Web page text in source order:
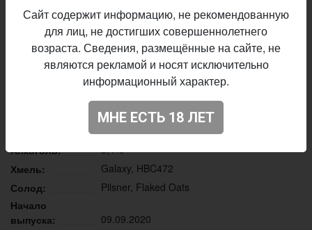
делает запах и вкус «Мро́іва»
по-русски) очень насыщенным, несмотря на совсем
лёгкое тело.
Описание производителя
Pale Ale - New England / Hazy
13,0%
Алкоголь:
3,4%
Хмель:
Galaxy, HBC472
Солод:
Pilsner, Flaked Oats
Начало
выпуска:
09.09.2020
Сайт содержит информацию, не рекомендованную
для лиц, не достигших совершеннолетнего
возраста. Сведения, размещённые на сайте, не
являются рекламой и носят исключительно
информационный характер.
МНЕ ЕСТЬ 18 ЛЕТ